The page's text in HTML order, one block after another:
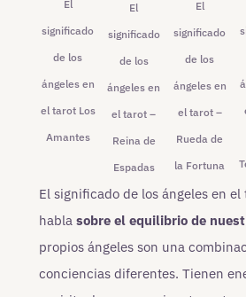
El
significado
de los
ángeles en
el tarot Los
Amantes
El
significado
de los
ángeles en
el tarot –
Reina de
Espadas
El
significado
de los
ángeles en
el tarot –
Rueda de
la Fortuna
El significado de los ángeles en
habla sobre el equilibrio de
propios ángeles son una
conciencias diferentes. Tienen